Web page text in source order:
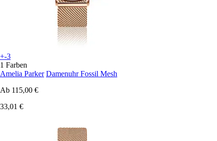
+-3
1 Farben
Amelia Parker Damenuhr Fossil Mesh
Ab 115,00 €
33,01 €